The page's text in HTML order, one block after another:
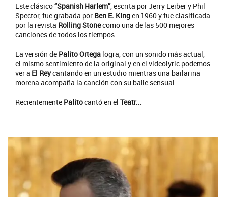
Este clásico“Spanish Harlem”, escrita por Jerry Leiber y Phil
Spector, fue grabada por Ben E. Kingen 1960 y fue clasificada
por la revista Rolling Stonecomo una de las 500 mejores
canciones de todos los tiempos.
La versión de Palito Ortega logra, con un sonido más actual,
el mismo sentimiento de la original y en el videolyric podemos
ver a El Reycantando en un estudio mientras una bailarina
morena acompaña la canción con su baile sensual.
Recientemente Palitocantó en el Teatr...